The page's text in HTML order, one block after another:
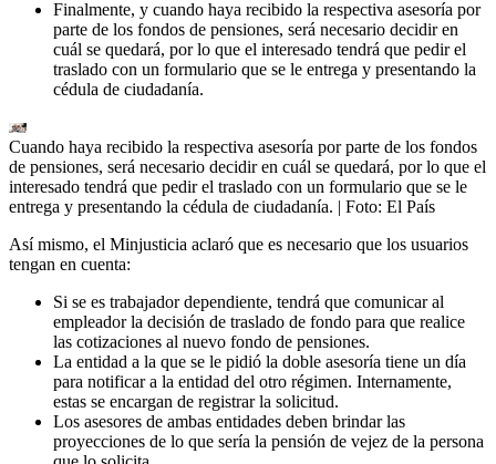
Finalmente, y cuando haya recibido la respectiva asesoría por
parte de los fondos de pensiones, será necesario decidir en
cuál se quedará, por lo que el interesado tendrá que pedir el
traslado con un formulario que se le entrega y presentando la
cédula de ciudadanía.
Cuando haya recibido la respectiva asesoría por parte de los fondos
de pensiones, será necesario decidir en cuál se quedará, por lo que el
interesado tendrá que pedir el traslado con un formulario que se le
entrega y presentando la cédula de ciudadanía. | Foto: El País
Así mismo, el Minjusticia aclaró que es necesario que los usuarios
tengan en cuenta:
Si se es trabajador dependiente, tendrá que comunicar al
empleador la decisión de traslado de fondo para que realice
las cotizaciones al nuevo fondo de pensiones.
La entidad a la que se le pidió la doble asesoría tiene un día
para notificar a la entidad del otro régimen. Internamente,
estas se encargan de registrar la solicitud.
Los asesores de ambas entidades deben brindar las
proyecciones de lo que sería la pensión de vejez de la persona